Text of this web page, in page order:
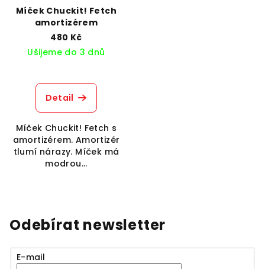
Míček Chuckit! Fetch
amortizérem
480 Kč
Ušijeme do 3 dnů
Detail
Míček Chuckit! Fetch s
amortizérem. Amortizér
tlumí nárazy. Míček má
modrou...
Odebírat newsletter
E-mail